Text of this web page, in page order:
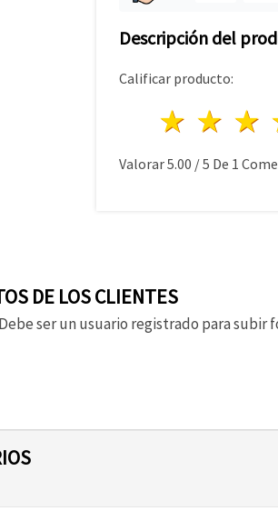
Descripción del
Calificar producto:
2
1
Valorar5.00 /5 De 1
DE LOS CLIENTES
ser un usuario registrado para subir